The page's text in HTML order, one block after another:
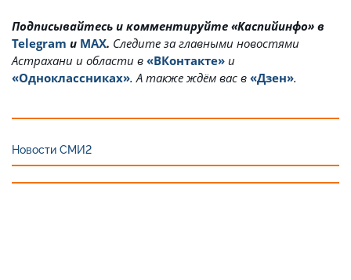
Подписывайтесь и комментируйте «Каспийинфо» в
Telegram и MAX. Cледите за главными новостями
Астрахани и области в «ВКонтакте» и
«Одноклассниках». А также ждём вас в «Дзен».
Новости СМИ2